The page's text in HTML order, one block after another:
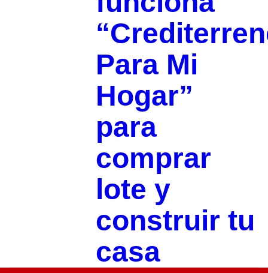
Para Mi
Hogar”
para
comprar
lote y
construir tu
casa